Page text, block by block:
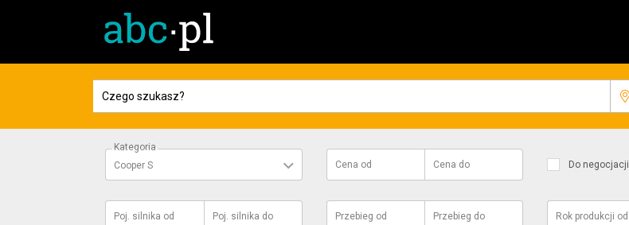
Kategoria
Cooper S
Cena od Cena do Do negocjacji
Poj. silnika od Poj. silnika do Przebieg od Przebieg do Rok produkcji od